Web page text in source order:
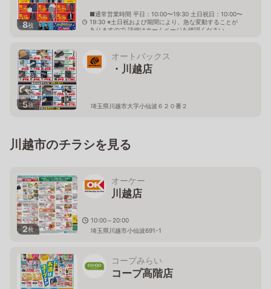
8枚
■通常営業時間 平日：10:00〜19:30 土日祝日：10:00〜
19:30 ※土日祝および期間により、急な変動することが
ありますので 詳細はホームページを確認ください
5枚
オートバックス
・川越店
埼玉県川越市大字小仙波６２０番２
川越市のチラシを見る
2枚
オーケー
川越店
10:00～20:00
埼玉県川越市小仙波691-1
コープみらい
コープ高階店